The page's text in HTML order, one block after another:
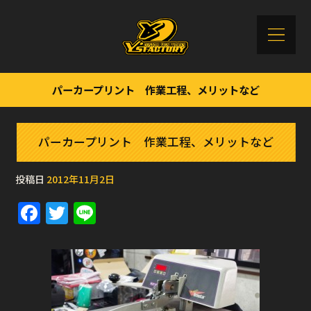
パーカープリント 作業工程、メリットなど
パーカープリント 作業工程、メリットなど
投稿日 2012年11月2日
F
a
c
e
b
T
w
it
te
r
e